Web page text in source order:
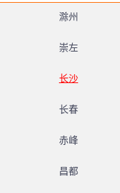
滁州
崇左
长沙
长春
赤峰
昌都